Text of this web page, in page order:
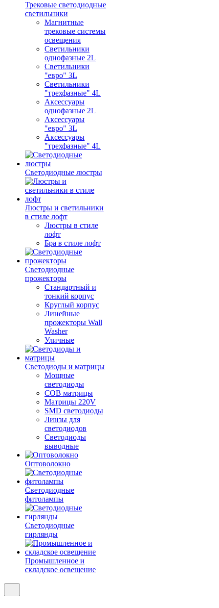
Трековые светодиодные
светильники
Магнитные
трековые системы
освещения
Светильники
однофазные 2L
Светильники
"евро" 3L
Светильники
"трехфазные" 4L
Аксессуары
однофазные 2L
Аксессуары
"евро" 3L
Аксессуары
"трехфазные" 4L
Светодиодные люстры
Люстры и светильники
в стиле лофт
Люстры в стиле
лофт
Бра в стиле лофт
Светодиодные
прожекторы
Стандартный и
тонкий корпус
Круглый корпус
Линейные
прожекторы Wall
Washer
Уличные
Светодиоды и матрицы
Мощные
светодиоды
COB матрицы
Матрицы 220V
SMD светодиоды
Линзы для
светодиодов
Светодиоды
выводные
Оптоволокно
Светодиодные
фитолампы
Светодиодные
гирлянды
Промышленное и
складское освещение